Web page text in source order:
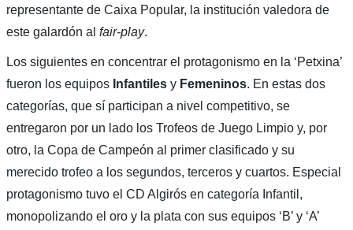
representante de Caixa Popular, la institución valedora de
este galardón al fair-play.
Los siguientes en concentrar el protagonismo en la ‘Petxina’
fueron los equipos Infantilesy Femeninos. En estas dos
categorías, que sí participan a nivel competitivo, se
entregaron por un lado los Trofeos de Juego Limpio y, por
otro, la Copa de Campeón al primer clasificado y su
merecido trofeo a los segundos, terceros y cuartos. Especial
protagonismo tuvo el CD Algirós en categoría Infantil,
monopolizando el oro y la plata con sus equipos ‘B’ y ‘A’